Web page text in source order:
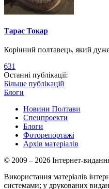
Тарас Токар
Корінний полтавець, який
631
Останні публікації:
Більше публікацій
Блоги
Новини Полтави
Спецпроекти
Блоги
Фоторепортажі
Архів матеріалів
© 2009 – 2026 Інтернет-
Використання матеріалів
системами; у друкованих